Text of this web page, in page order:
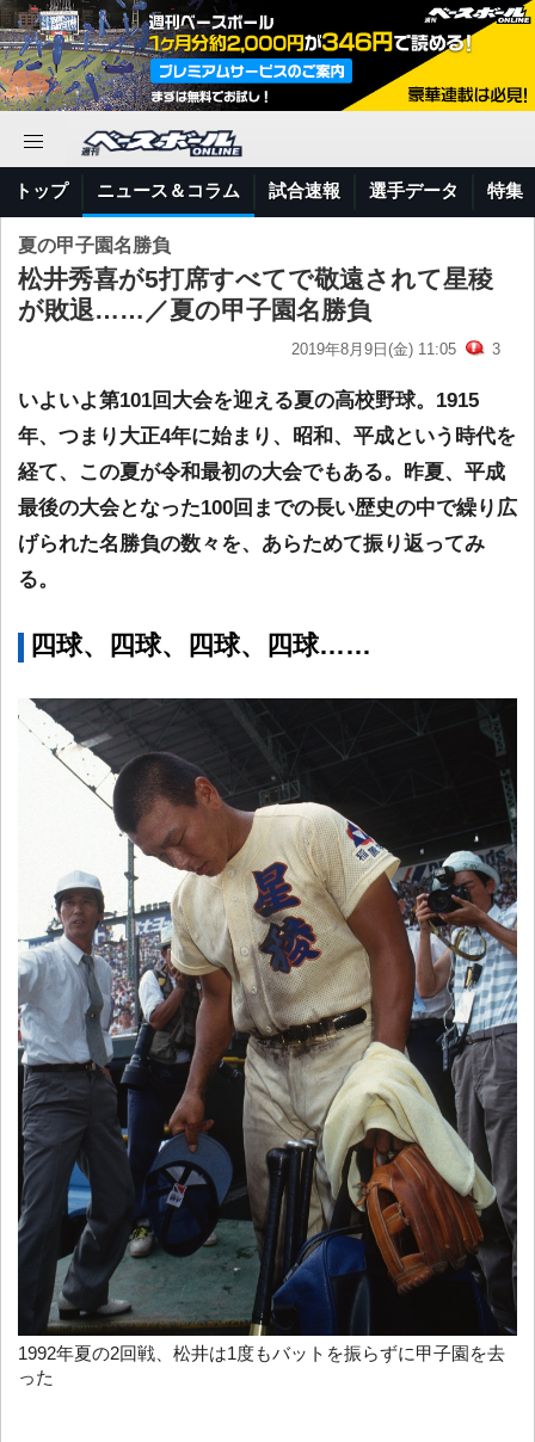
トップ ニュース＆コラム 試合速報 選手データ 特集
夏の甲子園名勝負
松井秀喜が5打席すべてで敬遠されて星稜
が敗退……／夏の甲子園名勝負
2019年8月9日(金) 11:05 3
いよいよ第101回大会を迎える夏の高校野球。1915
年、つまり大正4年に始まり、昭和、平成という時代を
経て、この夏が令和最初の大会でもある。昨夏、平成
最後の大会となった100回までの長い歴史の中で繰り広
げられた名勝負の数々を、あらためて振り返ってみ
る。
四球、四球、四球、四球……
1992年夏の2回戦、松井は1度もバットを振らずに甲子園を去
った